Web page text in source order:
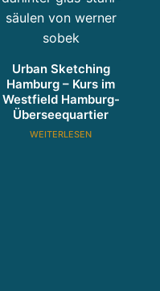
Urban Sketching
Hamburg – Kurs im
Westfield Hamburg-
Überseequartier
WEITERLESEN